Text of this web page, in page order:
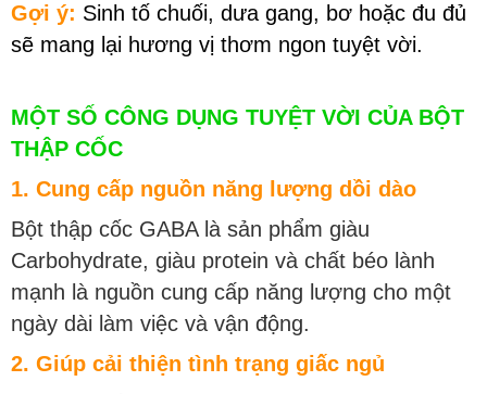
Gợi ý: Sinh tố chuối, dưa gang, bơ hoặc đu đủ
sẽ mang lại hương vị thơm ngon tuyệt vời.
MỘT SỐ CÔNG DỤNG TUYỆT VỜI CỦA BỘT
THẬP CỐC
1. Cung cấp nguồn năng lượng dồi dào
Bột thập cốc GABA là sản phẩm giàu
Carbohydrate, giàu protein và chất béo lành
mạnh là nguồn cung cấp năng lượng cho một
ngày dài làm việc và vận động.
2. Giúp cải thiện tình trạng giấc ngủ